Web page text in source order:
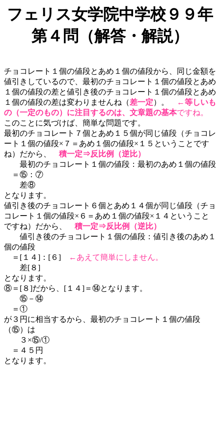
フェリス女学院中学校９９年
第４問（解答・解説）
チョコレート１個の値段とあめ１個の値段から、同じ金額を
値引きしているので、最初のチョコレート１個の値段とあめ
１個の値段の差と値引き後のチョコレート１個の値段とあめ
１個の値段の差は変わりませんね（差一定）。 ←等しいも
の（一定のもの）に注目するのは、文章題の基本ですね。
このことに気づけば、簡単な問題です。
最初のチョコレート７個とあめ１５個が同じ値段（チョコレ
ート１個の値段×７＝あめ１個の値段×１５ということです
ね）だから、 積一定⇒反比例（逆比）
最初のチョコレート１個の値段：最初のあめ１個の値段
＝⑮：⑦
差⑧
となります。
値引き後のチョコレート６個とあめ１４個が同じ値段（チョ
コレート１個の値段×６＝あめ１個の値段×１４ということ
ですね）だから、 積一定⇒反比例（逆比）
値引き後のチョコレート１個の値段：値引き後のあめ１
個の値段
＝[１４]：[６]
←あえて簡単にしません。
差[８]
となります。
⑧＝[８]だから、[１４]＝⑭となります。
⑮－⑭
＝①
が３円に相当するから、最初のチョコレート１個の値段
（⑮）は
３×⑮/①
＝４５円
となります。